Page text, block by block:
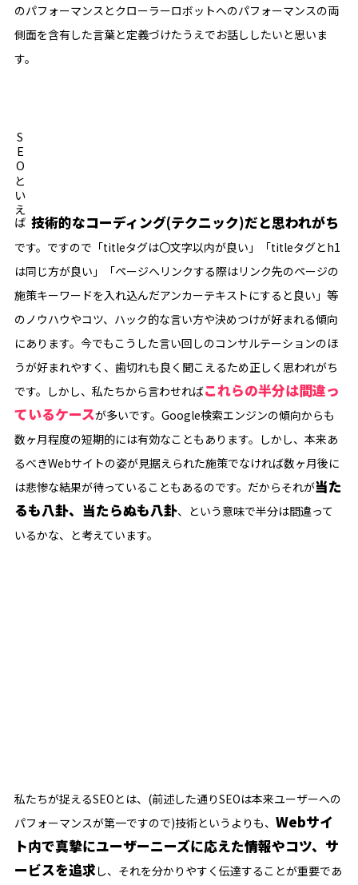
のパフォーマンスとクローラーロボットへのパフォーマンスの両
側面を含有した言葉と定義づけたうえでお話ししたいと思いま
す。
SEOといえば 技術的なコーディング(テクニック)だと思われがち
です。ですので「titleタグは〇文字以内が良い」「titleタグとh1
は同じ方が良い」「ページへリンクする際はリンク先のページの
施策キーワードを入れ込んだアンカーテキストにすると良い」等
のノウハウやコツ、ハック的な言い方や決めつけが好まれる傾向
にあります。今でもこうした言い回しのコンサルテーションのほ
うが好まれやすく、歯切れも良く聞こえるため正しく思われがち
です。しかし、私たちから言わせればこれらの半分は間違っ
ているケースが多いです。Google検索エンジンの傾向からも
数ヶ月程度の短期的には有効なこともあります。しかし、本来あ
るべきWebサイトの姿が見据えられた施策でなければ数ヶ月後に
は悲惨な結果が待っていることもあるのです。だからそれが当た
るも八卦、当たらぬも八卦、という意味で半分は間違って
いるかな、と考えています。
私たちが捉えるSEOとは、(前述した通りSEOは本来ユーザーへの
パフォーマンスが第一ですので)技術というよりも、 Webサイ
ト内で真摯にユーザーニーズに応えた情報やコツ、サ
ービスを追求し、それを分かりやすく伝達することが重要であ